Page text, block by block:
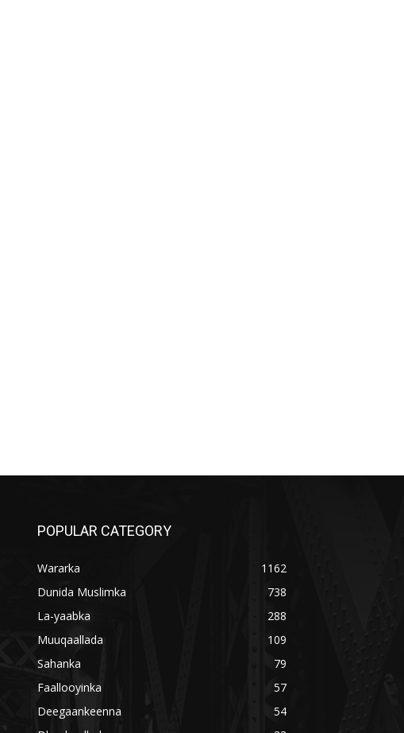
POPULAR CATEGORY
Wararka
1162
Dunida Muslimka
738
La-yaabka
288
Muuqaallada
109
Sahanka
79
Faallooyinka
57
Deegaankeenna
54